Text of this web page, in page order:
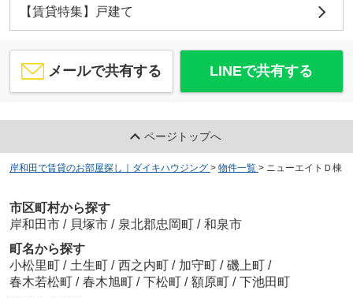
【賃貸特集】戸建て
メールで共有する LINEで共有する
ページトップへ
岸和田で賃貸のお部屋探し｜ダイキハウジング > 物件一覧 > ニューエイトＤ棟
市区町村から探す
岸和田市 / 貝塚市 / 泉北郡忠岡町 / 和泉市
町名から探す
小松里町 / 土生町 / 西之内町 / 加守町 / 磯上町 /
春木若松町 / 春木旭町 / 下松町 / 額原町 / 下池田町